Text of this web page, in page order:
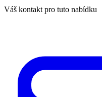
Váš kontakt pro tuto nabídku